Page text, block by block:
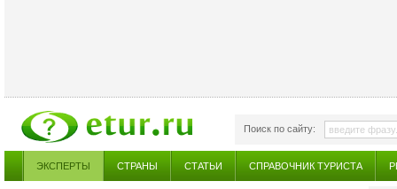
Поиск по сайту:
ЭКСПЕРТЫ СТРАНЫ СТАТЬИ СПРАВОЧНИК ТУРИСТА